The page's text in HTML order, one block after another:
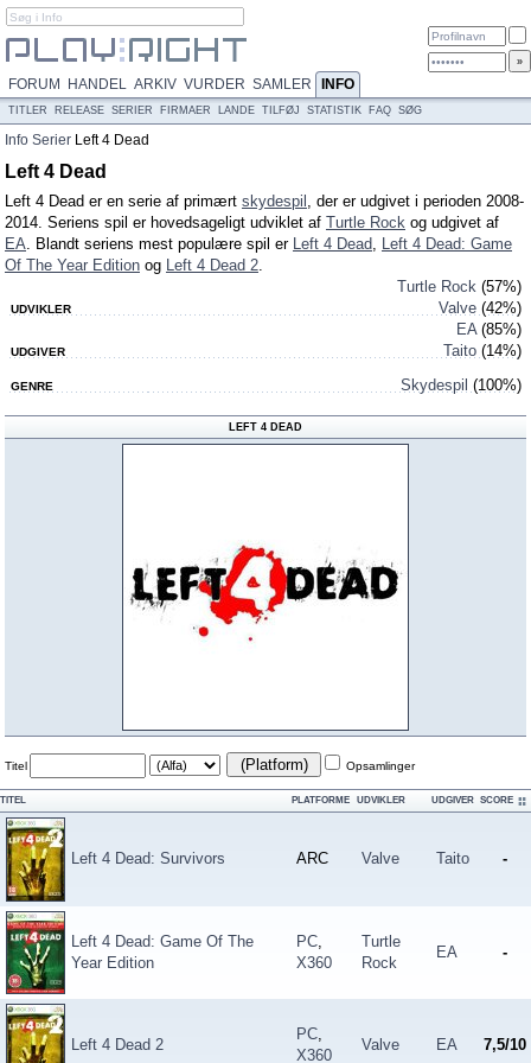
FORUM HANDEL ARKIV VURDER SAMLER INFO
TITLER RELEASE SERIER FIRMAER LANDE TILFØJ STATISTIK FAQ SØG
Info Serier Left 4 Dead
Left 4 Dead
Left 4 Dead er en serie af primært skydespil , der er udgivet i perioden 2008-
2014. Seriens spil er hovedsageligt udviklet af Turtle Rock og udgivet af
EA. Blandt seriens mest populære spil er Left 4 Dead, Left 4 Dead: Game
Of The Year Edition og Left 4 Dead 2.
UDVIKLER
Turtle Rock (57%)
Valve (42%)
UDGIVER
EA(85%)
Taito (14%)
GENRE Skydespil (100%)
LEFT 4 DEAD
Titel (Platform) Opsamlinger
TITEL PLATFORME UDVIKLER UDGIVER SCORE
Left 4 Dead: Survivors ARC Valve Taito -
Left 4 Dead: Game Of The
Year Edition
PC,
X360
Turtle
Rock
EA -
Left 4 Dead 2
PC,
X360
Valve EA 7,5/10